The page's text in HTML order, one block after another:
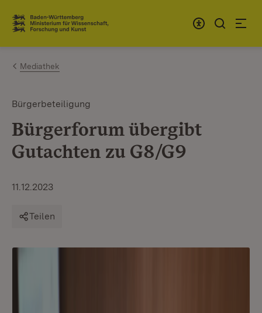
Zum Inhalt springen
Link zur Startseite
Mediathek
Bürgerbeteiligung
Bürgerforum übergibt
Gutachten zu G8/G9
11.12.2023
Teilen